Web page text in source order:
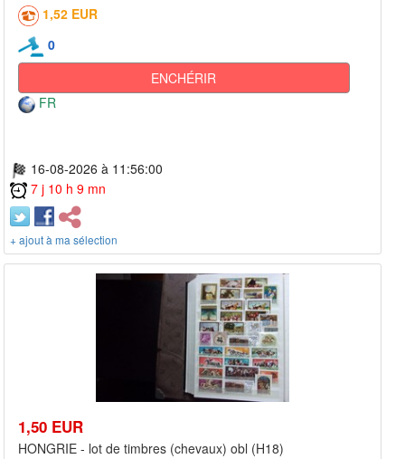
1,52 EUR
0
ENCHÉRIR
FR
16-08-2026 à 11:56:00
7 j 10 h 9 mn
+ ajout à ma sélection
1,50 EUR
HONGRIE - lot de timbres (chevaux) obl (H18)